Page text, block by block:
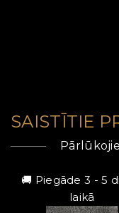
SAISTĪTIE
🚚 Piegāde 3 - 5
laikā